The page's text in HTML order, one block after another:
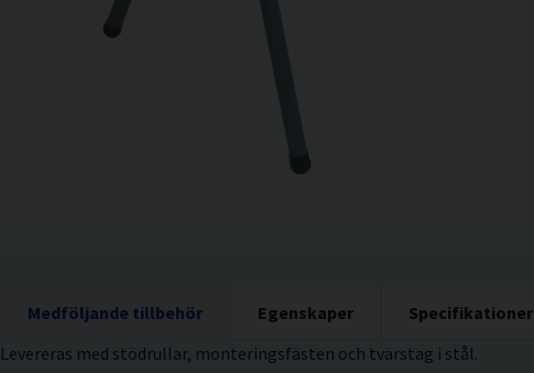
Medföljande tillbehör Egenskaper
Specifikationer
Levereras med stödrullar, monteringsfästen och tvärstag i stål.